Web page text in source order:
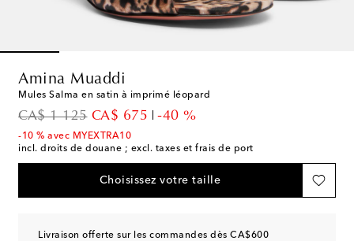
Amina Muaddi
Mules Salma en satin à imprimé léopard
CA$ 1 125
original priceCA$ 675
discount price
-40 %
-10 % avec MYEXTRA10
incl. droits de douane ; excl. taxes et frais de port
Choisissez votre taille
Livraison offerte sur les commandes dès CA$600